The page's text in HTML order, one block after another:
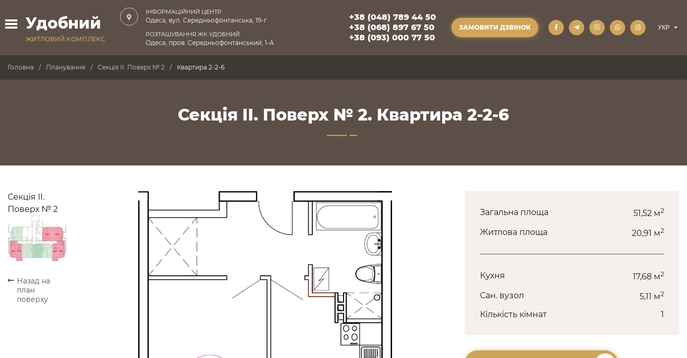
Удобний
ЖИТЛОВИЙ КОМПЛЕКС
ІНФОРМАЦІЙНИЙ ЦЕНТР:
Одеса, вул. Середньофонтанська, 19-г
РОЗТАШУВАННЯ ЖК УДОБНИЙ
Одеса, пров. Середньофонтанський, 1-А
+38 (048) 789 44 50
+38 (068) 897 67 50
+38 (093) 000 77 50
ЗАМОВИТИ ДЗВІНОК
Головна Планування Секція II. Поверх № 2 Квартира 2-2-6
Секція II. Поверх № 2. Квартира 2-2-6
Секція II.
Поверх № 2
ПРОДАНО
Назад на
план
поверху
Загальна площа 51,52 м2
Житлова площа 20,91 м2
Кухня 17,68 м2
Сан. вузол 5,11 м2
Кількість кімнат 1